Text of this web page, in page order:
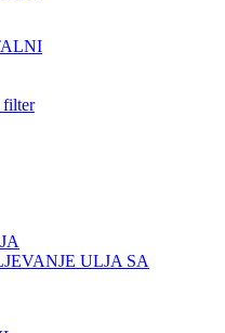
filter
ULJA SA